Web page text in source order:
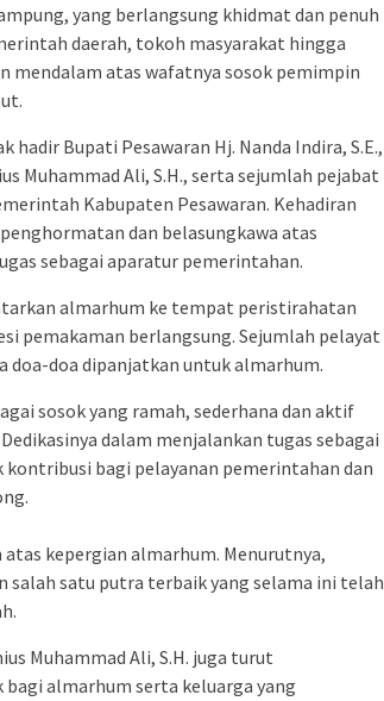
yang berlangsung khidmat dan penuh
daerah, tokoh masyarakat hingga
mendalam atas wafatnya sosok pemimpin
Bupati Pesawaran Hj. Nanda Indira, S.E.,
Muhammad Ali, S.H., serta sejumlah pejabat
Kabupaten Pesawaran. Kehadiran
dan belasungkawa atas
sebagai aparatur pemerintahan.
almarhum ke tempat peristirahatan
pemakaman berlangsung. Sejumlah pelayat
doa-doa dipanjatkan untuk almarhum.
sosok yang ramah, sederhana dan aktif
dalam menjalankan tugas sebagai
bagi pelayanan pemerintahan dan
kepergian almarhum. Menurutnya,
salah satu putra terbaik yang selama ini telah
Muhammad Ali, S.H. juga turut
almarhum serta keluarga yang